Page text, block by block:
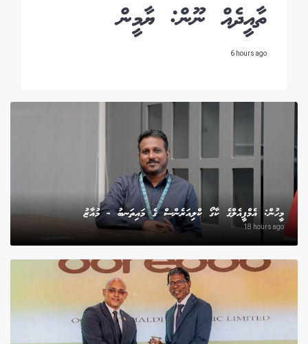
ތާއީދެއް ނޫން: ޔާމީން
6 hours ago
މީހުން: އެމްޕީއެލްގެ ކާގޯ ކްލިއަރެންސް ގެ މައިތަނބު - މުއާޒު
18 hours ago